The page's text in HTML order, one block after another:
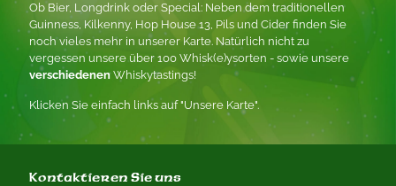
Ob Bier, Longdrink oder Special: Neben dem traditionellen
Guinness, Kilkenny, Hop House 13, Pils und Cider finden Sie
noch vieles mehr in unserer Karte. Natürlich nicht zu
vergessen unsere über 100 Whisk(e)ysorten - sowie unsere
verschiedenenWhiskytastings!
Klicken Sie einfach links auf "Unsere Karte".
Kontaktieren Sie uns